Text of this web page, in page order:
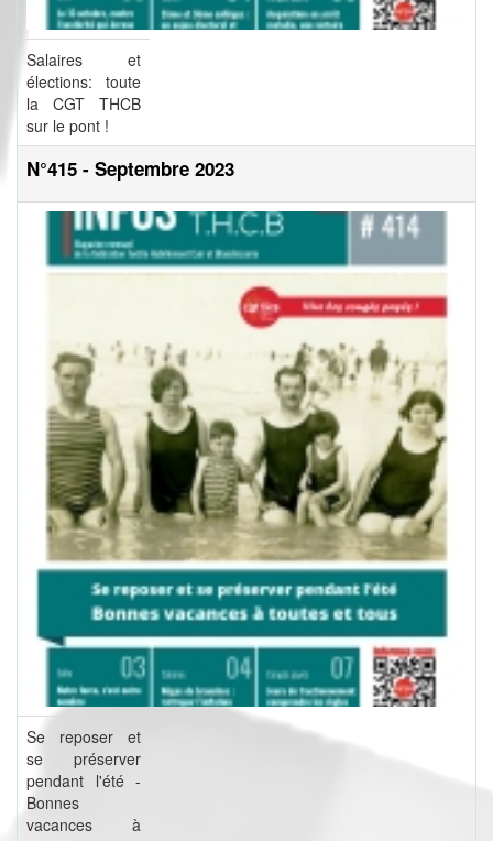
Salaires et
élections: toute
la CGT THCB
sur le pont !
N°415 - Septembre 2023
Se reposer et
se préserver
pendant l'été -
Bonnes
vacances à